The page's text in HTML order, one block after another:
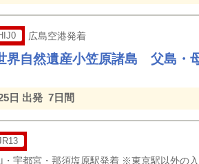
広島空港発着
界自然遺産小笠原諸島 父島・
日 出発 7日間